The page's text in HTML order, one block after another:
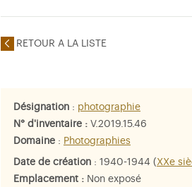
RETOUR A LA LISTE
Désignation : photographie
N° d'inventaire : V.2019.15.46
Domaine : Photographies
Date de création : 1940-1944 ( XXe
Emplacement : Non exposé